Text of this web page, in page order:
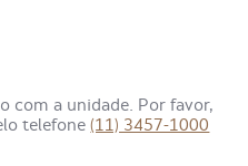
O procedimento é
Em alguns dias, os
ser posteriormente
com a unidade. Por favor,
telefone(11) 3457-1000